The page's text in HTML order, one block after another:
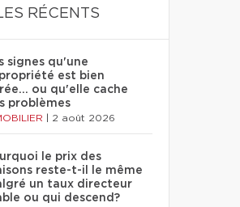
RÉCENTS
signes qu'une
est bien
ou qu'elle cache
problèmes
2 août 2026
le prix des
reste-t-il le même
un taux directeur
ou qui descend?